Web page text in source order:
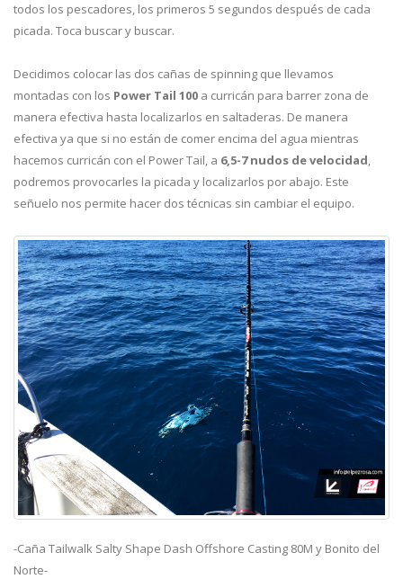
todos los pescadores, los primeros 5 segundos después de cada
picada. Toca buscar y buscar.
Decidimos colocar las dos cañas de spinning que llevamos
montadas con los Power Tail 100 a curricán para barrer zona de
manera efectiva hasta localizarlos en saltaderas. De manera
efectiva ya que si no están de comer encima del agua mientras
hacemos curricán con el Power Tail, a 6,5-7 nudos de velocidad,
podremos provocarles la picada y localizarlos por abajo. Este
señuelo nos permite hacer dos técnicas sin cambiar el equipo.
-Caña Tailwalk Salty Shape Dash Offshore Casting 80M y Bonito del
Norte-